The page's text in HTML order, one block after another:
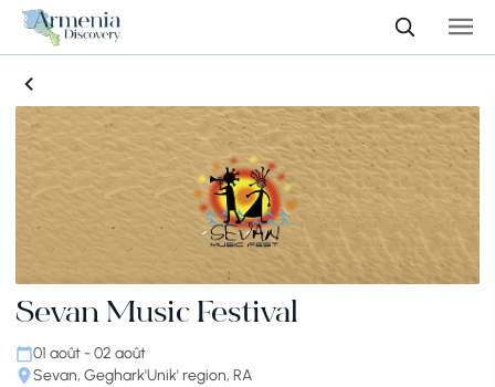
Sevan Music Festival
01 août - 02 août
Sevan, Geghark'Unik' region, RA